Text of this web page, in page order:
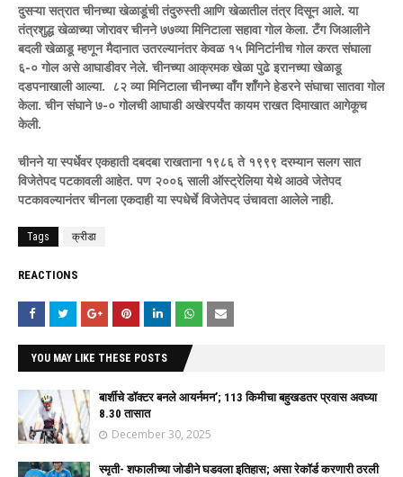
दुसऱ्या सत्रात चीनच्या खेळाडूंची तंदुरुस्ती आणि खेळातील तंत्र दिसून आले. या
तंत्रशुद्ध खेळाच्या जोरावर चीनने ७७व्या मिनिटाला सहावा गोल केला. टँग जिआलीने
बदली खेळाडू म्हणून मैदानात उतरल्यानंतर केवळ १५ मिनिटांनीच गोल करत संघाला
६-० गोल असे आघाडीवर नेले. चीनच्या आक्रमक खेळा पुढे इरानच्या खेळाडू
दडपनाखाली आल्या. ८२ व्या मिनिटाला चीनच्या वॉँग शॉँगने हेडरने संघाचा सातवा गोल
केला. चीन संघाने ७-० गोलची आघाडी अखेरपर्यंत कायम राखत दिमाखात आगेकूच
केली.
चीनने या स्पर्धेवर एकहाती दबदबा राखताना १९८६ ते १९९९ दरम्यान सलग सात
विजेतेपद पटकावली आहेत. पण २००६ साली ऑस्ट्रेलिया येथे आठवे जेतेपद
पटकावल्यानंतर चीनला एकदाही या स्पधेर्चे विजेतेपद उंचावता आलेले नाही.
Tags क्रीडा
REACTIONS
YOU MAY LIKE THESE POSTS
बार्शीचे डॉक्टर बनले आयर्नमन’; 113 किमीचा बहुखडतर प्रवास अवघ्या
8.30 तासात
December 30, 2025
स्मृती- शफालीच्या जोडीने घडवला इतिहास; असा रेकॉर्ड करणारी ठरली